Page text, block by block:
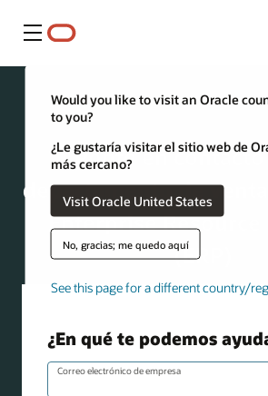
Menú
Would you like to visit an Oracle
to you?
¿Le gustaría visitar el sitio web de
más cercano?
Visit Oracle United States
No, gracias; me quedo aquí
See this page for a different country/
ERP
Ponte en
departamento de
Enterprise Resource
(ERP)